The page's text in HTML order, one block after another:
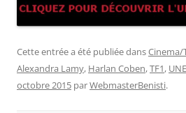
Cette entrée a été publiée dansCinema/
Alexandra Lamy, Harlan Coben,TF1,
octobre 2015 parWebmasterBenisti.